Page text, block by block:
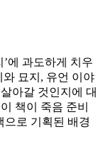
에 과도하게 치우
묘지, 유언 이야
아갈 것인지에 대
책이 죽음 준비
으로 기획된 배경